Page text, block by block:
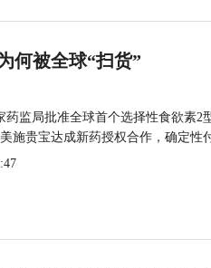
何被全球“扫货”
药监局批准全球首个选择性食欲素
施贵宝达成新药授权合作，确定